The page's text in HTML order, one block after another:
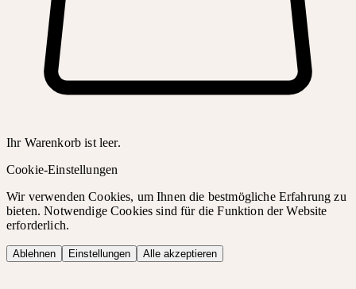
Ihr Warenkorb ist leer.
Cookie-Einstellungen
Wir verwenden Cookies, um Ihnen die bestmögliche Erfahrung zu
bieten. Notwendige Cookies sind für die Funktion der Website
erforderlich.
Ablehnen Einstellungen Alle akzeptieren